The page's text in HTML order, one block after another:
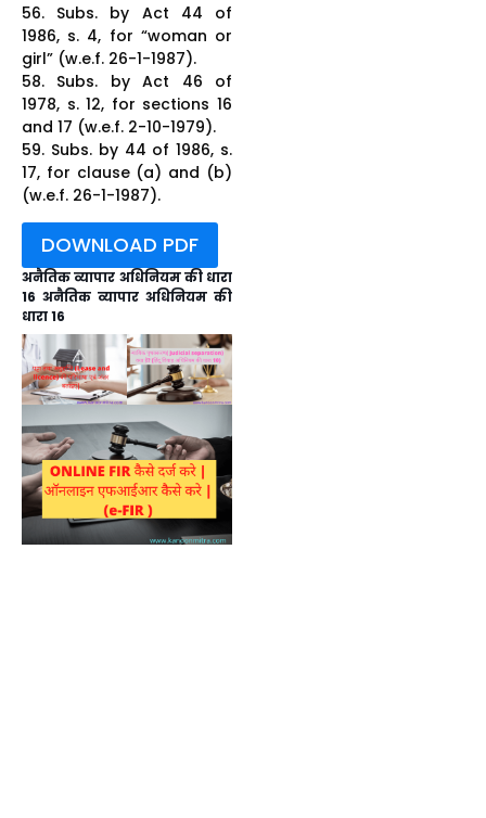
56. Subs. by Act 44 of
1986, s. 4, for “woman or
girl” (w.e.f. 26-1-1987).
58. Subs. by Act 46 of
1978, s. 12, for sections 16
and 17 (w.e.f. 2-10-1979).
59. Subs. by 44 of 1986, s.
17, for clause (a) and (b)
(w.e.f. 26-1-1987).
DOWNLOAD PDF
अनैतिक व्यापार अधिनियम की धारा
16 अनैतिक व्यापार अधिनियम की
धारा 16